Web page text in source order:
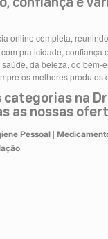
confiança e
online completa,
praticidade, confiança
da beleza, do bem-
os melhores produtos
categorias na
as nossas
Pessoal |